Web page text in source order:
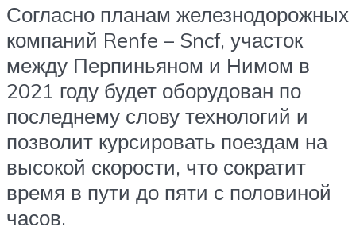
Согласно планам железнодорожных
компаний Renfe – Sncf, участок
между Перпиньяном и Нимом в
2021 году будет оборудован по
последнему слову технологий и
позволит курсировать поездам на
высокой скорости, что сократит
время в пути до пяти с половиной
часов.